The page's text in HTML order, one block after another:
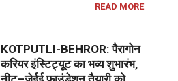
READ MORE
KOTPUTLI-BEHROR: पैरागोन
करियर इंस्टिट्यूट का भव्य शुभारंभ,